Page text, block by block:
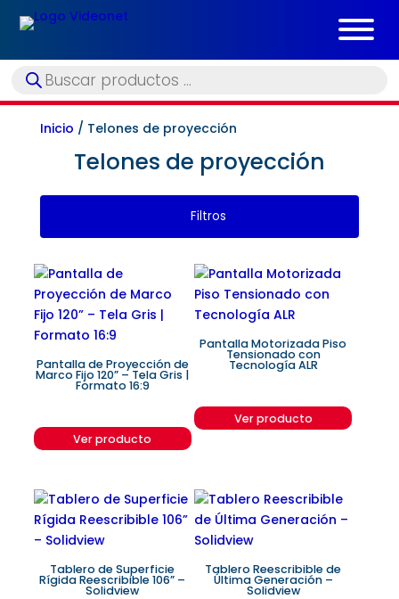
Búsqueda
de
Inicio / Telones de proyección
Telones de proyección
Filtros
Pantalla de Proyección de
Marco Fijo 120” – Tela Gris |
Formato 16:9
Ver producto
Pantalla Motorizada Piso
Tensionado con
Tecnología ALR
Ver producto
Tablero de Superficie
Rígida Reescribible 106” –
Solidview
Tablero Reescribible de
Última Generación –
Solidview